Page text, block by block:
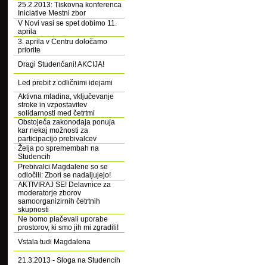
25.2.2013: Tiskovna konferenca
Iniciative Mestni zbor
V Novi vasi se spet dobimo 11.
aprila
3. aprila v Centru določamo
priorite
Dragi Studenčani! AKCIJA!
Led prebit z odličnimi idejami
Aktivna mladina, vključevanje
stroke in vzpostavitev
solidarnosti med četrtmi
Obstoječa zakonodaja ponuja
kar nekaj možnosti za
participacijo prebivalcev
Želja po spremembah na
Studencih
Prebivalci Magdalene so se
odločili: Zbori se nadaljujejo!
AKTIVIRAJ SE! Delavnice za
moderatorje zborov
samoorganizirnih četrtnih
skupnosti
Ne bomo plačevali uporabe
prostorov, ki smo jih mi zgradili!
Vstala tudi Magdalena
21.3.2013 - Sloga na Studencih